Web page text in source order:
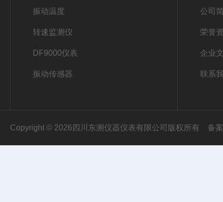
振动温度
转速监测仪
DF9000仪表
振动传感器
公司
荣誉
企业
联系
Copyright © 2026四川东测仪器仪表有限公司版权所有 备